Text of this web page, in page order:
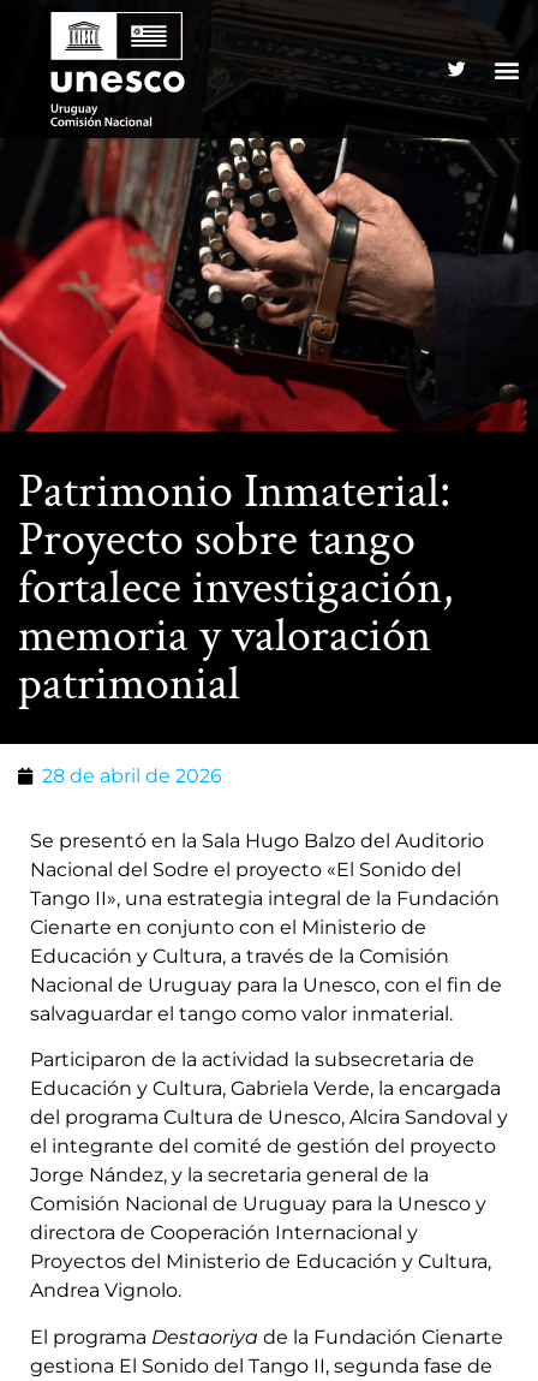
Patrimonio Inmaterial:
Proyecto sobre tango
fortalece investigación,
memoria y valoración
patrimonial
28 de abril de 2026
Se presentó en la Sala Hugo Balzo del Auditorio
Nacional del Sodre el proyecto «El Sonido del
Tango II», una estrategia integral de la Fundación
Cienarte en conjunto con el Ministerio de
Educación y Cultura, a través de la Comisión
Nacional de Uruguay para la Unesco, con el fin de
salvaguardar el tango como valor inmaterial.
Participaron de la actividad la subsecretaria de
Educación y Cultura, Gabriela Verde, la encargada
del programa Cultura de Unesco, Alcira Sandoval y
el integrante del comité de gestión del proyecto
Jorge Nández, y la secretaria general de la
Comisión Nacional de Uruguay para la Unesco y
directora de Cooperación Internacional y
Proyectos del Ministerio de Educación y Cultura,
Andrea Vignolo.
El programa Destaoriya de la Fundación Cienarte
gestiona El Sonido del Tango II, segunda fase de